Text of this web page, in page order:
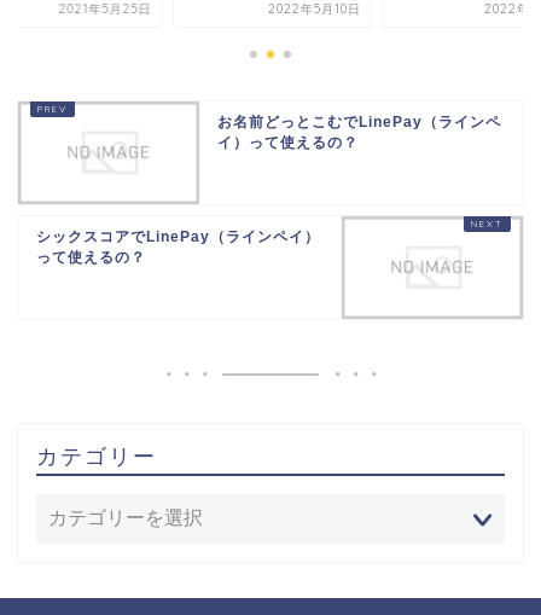
2022年5月10日 2022年7月1日 2021年5
お名前どっとこむでLinePay（ラインペ
イ）って使えるの？
シックスコアでLinePay（ラインペイ）
って使えるの？
カテゴリー